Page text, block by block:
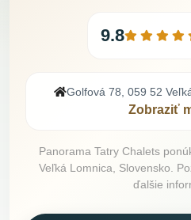
9.8
Golfová 78, 059 52
Zobraziť
Panorama Tatry Chalets
Veľká Lomnica, Slovensko.
ďalšie